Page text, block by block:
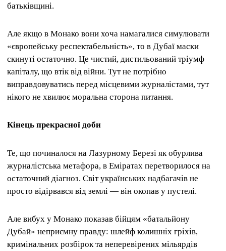
батьківщині.
Але якщо в Монако вони хоча намагалися симулювати
«європейську респектабельність», то в Дубаї маски
скинуті остаточно. Це чистий, дистильований тріумф
капіталу, що втік від війни. Тут не потрібно
виправдовуватись перед місцевими журналістами, тут
нікого не хвилює моральна сторона питання.
Кінець прекрасної доби
Те, що починалося на Лазурному Березі як обурлива
журналістська метафора, в Еміратах перетворилося на
остаточний діагноз. Світ українських надбагачів не
просто відірвався від землі — він окопав у пустелі.
Але вибух у Монако показав бійцям «батальйону
Дубай» неприємну правду: шлейф колишніх гріхів,
кримінальних розбірок та неперевірених мільярдів